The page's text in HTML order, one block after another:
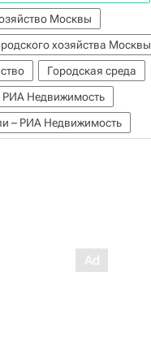
Москвы
хозяйства Москвы
Городская среда
РИА Недвижимость
– РИА Недвижимость